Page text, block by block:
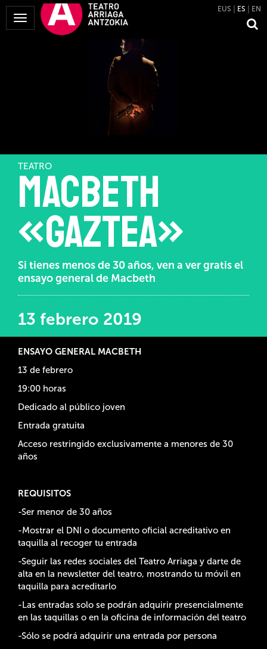
Mostrar
Menú
EUS ES EN
TEATRO
Macbeth
«gaztea»
Si tienes menos de 30 años, ven a ver gratis el
ensayo general de Macbeth
13 febrero 2019
ENSAYO GENERAL MACBETH
13 de febrero
19:00 horas
Dedicado al público joven
Entrada gratuita
Acceso restringido exclusivamente a menores de 30
años
REQUISITOS
-Ser menor de 30 años
-Mostrar el DNI o documento oficial acreditativo en
taquilla al recoger tu entrada
-Seguir las redes sociales del Teatro Arriaga y darte de
alta en la newsletter del teatro, mostrando tu móvil en
taquilla para acreditarlo
-Las entradas solo se podrán adquirir presencialmente
en las taquillas o en la oficina de información del teatro
-Sólo se podrá adquirir una entrada por persona